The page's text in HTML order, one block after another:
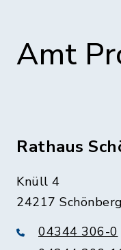
Amt
Rathaus
Knüll 4
24217 Schönberg
04344 306-0